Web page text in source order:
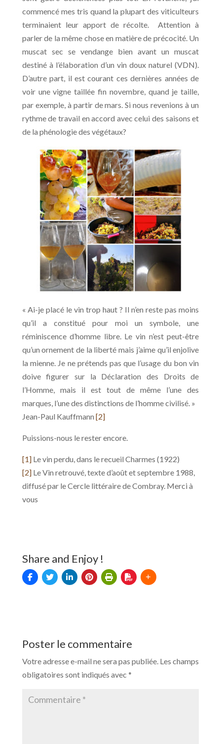
commencé mes tris quand la plupart des viticulteurs
terminaient leur apport de récolte. Attention à
parler de la même chose en matière de précocité. Un
muscat sec se vendange bien avant un muscat
destiné à l’élaboration d’un vin doux naturel (VDN).
D’autre part, il est courant ces dernières années de
voir une vigne taillée fin novembre, quand je taille,
par exemple, à partir de mars. Si nous revenions à un
rythme de travail en accord avec celui des saisons et
de la phénologie des végétaux?
« Ai-je placé le vin trop haut ? Il n’en reste pas moins
qu’il a constitué pour moi un symbole, une
réminiscence d’homme libre. Le vin n’est peut-être
qu’un ornement de la liberté mais j’aime qu’il enjolive
la mienne. Je ne prétends pas que l’usage du bon vin
doive figurer sur la Déclaration des Droits de
l’Homme, mais il est tout de même l’une des
marques, l’une des distinctions de l’homme civilisé. »
Jean-Paul Kauffmann [2]
Puissions-nous le rester encore.
[1]Le vin perdu, dans le recueil Charmes (1922)
[2]Le Vin retrouvé, texte d’août et septembre 1988,
diffusé par le Cercle littéraire de Combray. Merci à
vous
Share and Enjoy !
Poster le commentaire
Votre adresse e-mail ne sera pas publiée. Les champs
obligatoires sont indiqués avec *